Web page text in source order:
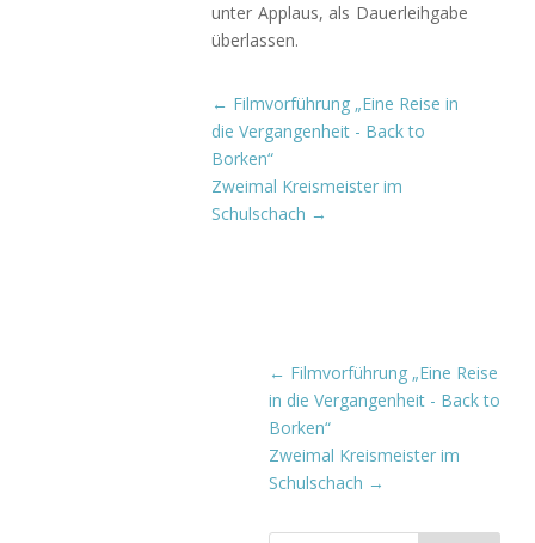
unter Applaus, als Dauerleihgabe
überlassen.
← Filmvorführung „Eine Reise in
die Vergangenheit - Back to
Borken“
Zweimal Kreismeister im
Schulschach →
← Filmvorführung „Eine Reise
in die Vergangenheit - Back to
Borken“
Zweimal Kreismeister im
Schulschach →